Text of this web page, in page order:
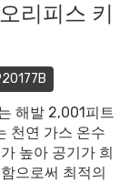
리피스 키
해발 2,001피트
천연 가스 온수
높아 공기가 희
으로써 최적의